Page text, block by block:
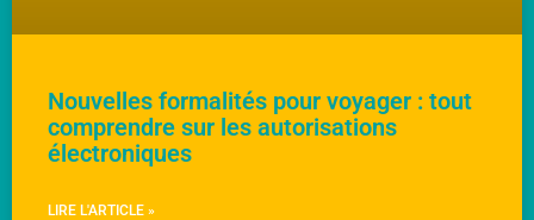
Nouvelles formalités pour voyager : tout
comprendre sur les autorisations
électroniques
LIRE L'ARTICLE »